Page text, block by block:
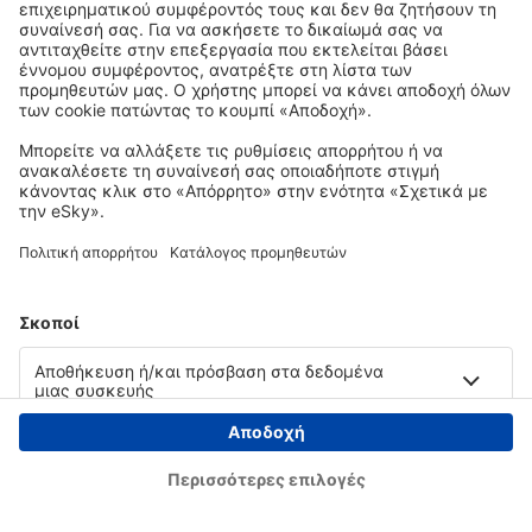
Copyright © eSky.gr. Με την επιφύλαξη παντός νομίμου δικαιώματος.